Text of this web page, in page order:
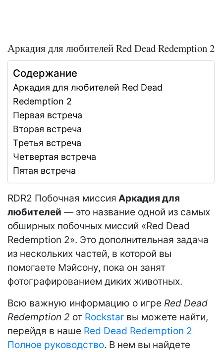
Аркадия для любителей Red Dead Redemption 2
Содержание
Аркадия для любителей Red Dead
Redemption 2
Первая встреча
Вторая встреча
Третья встреча
Четвертая встреча
Пятая встреча
RDR2 Побочная миссия Аркадия для
любителей — это название одной из самых
обширных побочных миссий «Red Dead
Redemption 2». Это дополнительная задача
из нескольких частей, в которой вы
помогаете Мэйсону, пока он занят
фотографированием диких животных.
Всю важную информацию о игре Red Dead
Redemption 2 от Rockstar вы можете найти,
перейдя в наше Red Dead Redemption 2
Полное руководство. В нем вы найдете